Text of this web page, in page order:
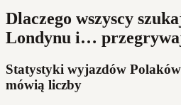
Dlaczego wszyscy
Londynu i…
Statystyki wyjazdów
mówią liczby